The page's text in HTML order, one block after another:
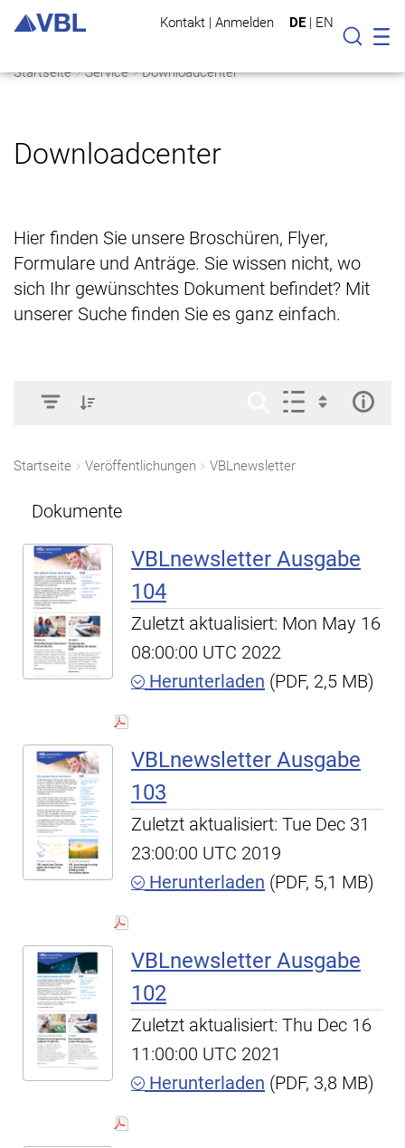
Kontakt | Anmelden DE | EN
Suche
Startseite Service Downloadcenter
Downloadcenter
Hier finden Sie unsere Broschüren, Flyer,
Formulare und Anträge. Sie wissen nicht, wo
sich Ihr gewünschtes Dokument befindet? Mit
unserer Suche finden Sie es ganz einfach.
Startseite Veröffentlichungen VBLnewsletter
Dokumente
VBLnewsletter Ausgabe
104
Zuletzt aktualisiert: Mon May 16
08:00:00 UTC 2022
Herunterladen (PDF, 2,5 MB)
VBLnewsletter Ausgabe
103
Zuletzt aktualisiert: Tue Dec 31
23:00:00 UTC 2019
Herunterladen (PDF, 5,1 MB)
VBLnewsletter Ausgabe
102
Zuletzt aktualisiert: Thu Dec 16
11:00:00 UTC 2021
Herunterladen (PDF, 3,8 MB)